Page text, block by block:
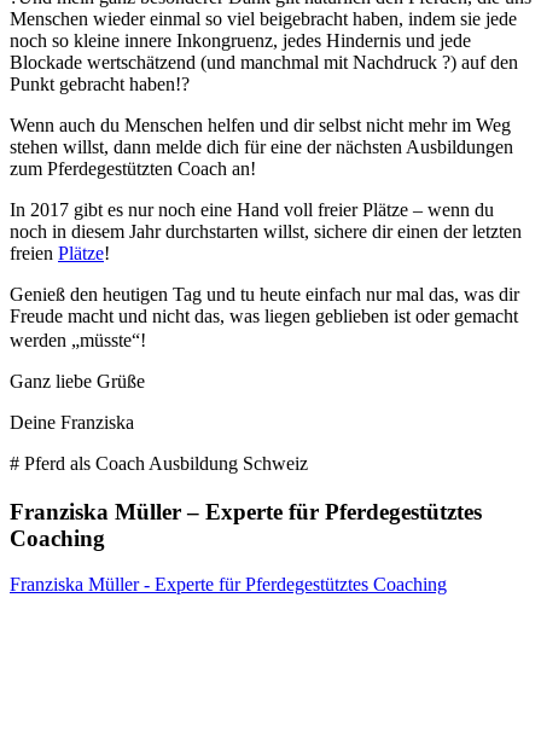
Menschen wieder einmal so viel beigebracht haben, indem sie jede
noch so kleine innere Inkongruenz, jedes Hindernis und jede
Blockade wertschätzend (und manchmal mit Nachdruck ?) auf den
Punkt gebracht haben!?
Wenn auch du Menschen helfen und dir selbst nicht mehr im Weg
stehen willst, dann melde dich für eine der nächsten Ausbildungen
zum Pferdegestützten Coach an!
In 2017 gibt es nur noch eine Hand voll freier Plätze – wenn du
noch in diesem Jahr durchstarten willst, sichere dir einen der letzten
freien Plätze!
Genieß den heutigen Tag und tu heute einfach nur mal das, was dir
Freude macht und nicht das, was liegen geblieben ist oder gemacht
werden „müsste“!
Ganz liebe Grüße
Deine Franziska
# Pferd als Coach Ausbildung Schweiz
Franziska Müller – Experte für Pferdegestütztes
Coaching
Franziska Müller - Experte für Pferdegestütztes Coaching